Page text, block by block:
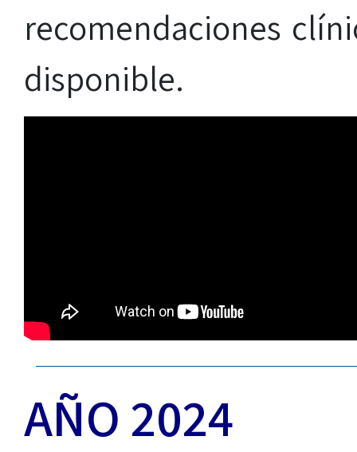
recomendaciones
disponible.
AÑO 2024